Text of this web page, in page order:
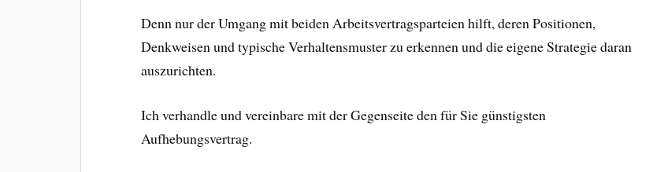
Denn nur der Umgang mit beiden Arbeitsvertragsparteien hilft, deren Positionen,
Denkweisen und typische Verhaltensmuster zu erkennen und die eigene Strategie daran
auszurichten.
Ich verhandle und vereinbare mit der Gegenseite den für Sie günstigsten
Aufhebungsvertrag.